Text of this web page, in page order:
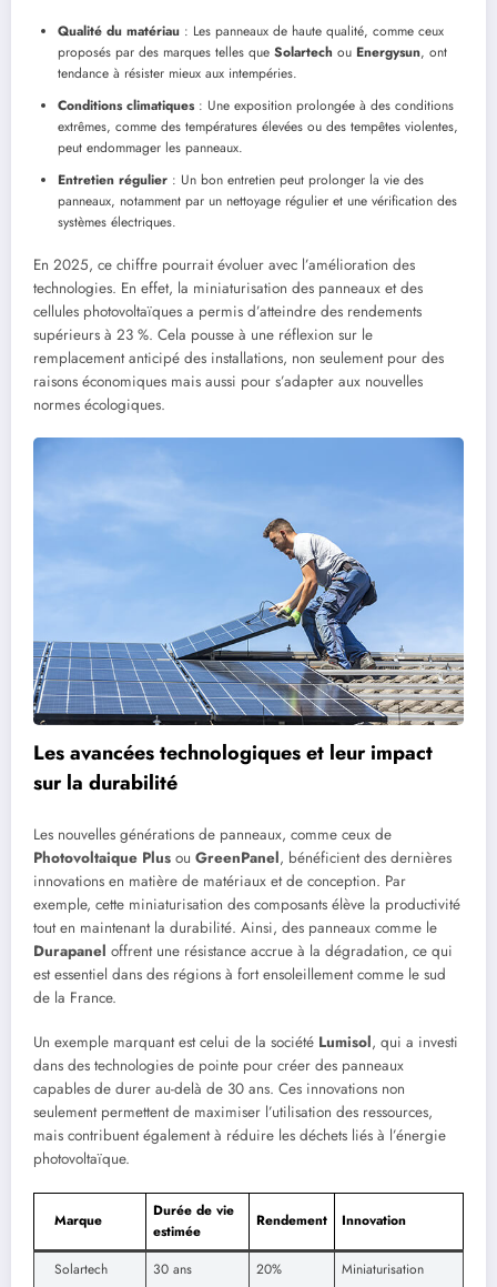
Qualité du matériau : Les panneaux de haute qualité, comme ceux
proposés par des marques telles que Solartech ou Energysun, ont
tendance à résister mieux aux intempéries.
Conditions climatiques: Une exposition prolongée à des conditions
extrêmes, comme des températures élevées ou des tempêtes violentes,
peut endommager les panneaux.
Entretien régulier : Un bon entretien peut prolonger la vie des
panneaux, notamment par un nettoyage régulier et une vérification des
systèmes électriques.
En 2025, ce chiffre pourrait évoluer avec l’amélioration des
technologies. En effet, la miniaturisation des panneaux et des
cellules photovoltaïques a permis d’atteindre des rendements
supérieurs à 23 %. Cela pousse à une réflexion sur le
remplacement anticipé des installations, non seulement pour des
raisons économiques mais aussi pour s’adapter aux nouvelles
normes écologiques.
Les avancées technologiques et leur impact
sur la durabilité
Les nouvelles générations de panneaux, comme ceux de
Photovoltaique Plus ou GreenPanel, bénéficient des dernières
innovations en matière de matériaux et de conception. Par
exemple, cette miniaturisation des composants élève la productivité
tout en maintenant la durabilité. Ainsi, des panneaux comme le
Durapanel offrent une résistance accrue à la dégradation, ce qui
est essentiel dans des régions à fort ensoleillement comme le sud
de la France.
Un exemple marquant est celui de la société Lumisol, qui a investi
dans des technologies de pointe pour créer des panneaux
capables de durer au-delà de 30 ans. Ces innovations non
seulement permettent de maximiser l’utilisation des ressources,
mais contribuent également à réduire les déchets liés à l’énergie
photovoltaïque.
Marque
Durée de vie
estimée
Rendement Innovation
Solartech 30 ans 20% Miniaturisation